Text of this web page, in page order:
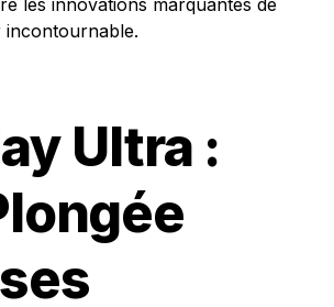
les innovations marquantes de
incontournable.
Ultra :